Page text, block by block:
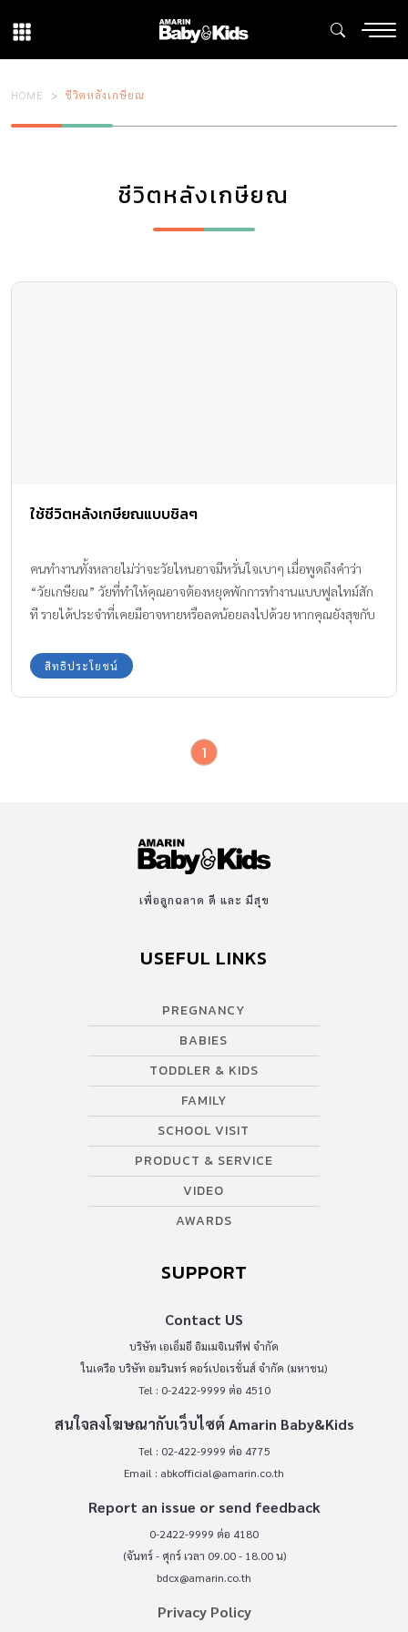
HOME ชีวิตหลังเกษียณ
ชีวิตหลังเกษียณ
ใช้ชีวิตหลังเกษียณแบบชิลๆ
คนทำงานทั้งหลายไม่ว่าจะวัยไหนอาจมีหวั่นใจเบาๆ เมื่อพูดถึงคำว่า
“วัยเกษียณ” วัยที่ทำให้คุณอาจต้องหยุดพักการทำงานแบบฟูลไทม์สัก
ที รายได้ประจำที่เคยมีอาจหายหรือลดน้อยลงไปด้วย หากคุณยังสุขกับ
ชีวิตเลยค่ะ มาเพิ่มความคล่องตัว ความสุข ให้วัยนี้ของคุณโดย K-
Expert ที่ปรึกษาการเงินจาก KBANK จะมาแนะนำ 3 แหล่งเงินได้
นั้นมาดูกัน !! 1. สร้างรายได้ประจำกับบ้านหรือคอนโดฯ ปล่อยเช่า ราย
สูงขึ้นจากอัตราเงินเฟ้อที่สูง โดยเลือกลงทุนบ้านและคอนโดมิเนียมที่มี
ทำเลดี เพื่อให้ปล่อยเช่าได้ง่าย มีรายได้สม่ำเสมอ เช่น ทำเลใกล้
ลงทุนในหุ้นที่จ่ายเงินปันผลสม่ำเสมอ อีกหนึ่งการลงทุนที่ได้รับความ
มั่นใจว่าสามารถรับความเสี่ยงสูงได้ ยอมรับราคาที่เปลี่ยนไป ขึ้นๆลงๆ
พันธบัตร หุ้นกู้ เพื่อรับดอกเบี้ย […]
สิทธิประโยชน์
1
เพื่อลูกฉลาด ดี และ มีสุข
USEFUL LINKS
PREGNANCY
BABIES
TODDLER & KIDS
FAMILY
SCHOOL VISIT
PRODUCT & SERVICE
VIDEO
AWARDS
SUPPORT
Contact US
บริษัท เอเอ็มอี อิมเมจิเนทีฟ จำกัด
ในเครือ บริษัท อมรินทร์ คอร์เปอเรชั่นส์ จำกัด (มหาชน)
Tel : 0-2422-9999 ต่อ 4510
สนใจลงโฆษณากับเว็บไซต์ Amarin Baby&Kids
Tel : 02-422-9999 ต่อ 4775
Email : abkofficial@amarin.co.th
Report an issue or send feedback
0-2422-9999 ต่อ 4180
(จันทร์ - ศุกร์ เวลา 09.00 - 18.00 น)
bdcx@amarin.co.th
Privacy Policy